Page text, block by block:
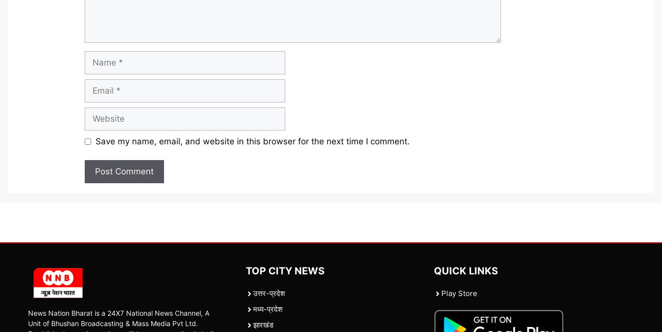
Save my name, email, and website in this browser for the next time I comment.
News Nation Bharat is a 24X7 National News Channel, A
Unit of Bhushan Broadcasting & Mass Media Pvt Ltd.
TOP CITY NEWS
उत्तर-प्रदेश
मध्य-प्रदेश
झारखंड
QUICK LINKS
Play Store